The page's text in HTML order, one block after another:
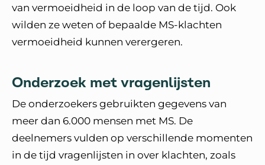
van vermoeidheid in de loop van de tijd. Ook
wilden ze weten of bepaalde MS-klachten
vermoeidheid kunnen verergeren.
Onderzoek met vragenlijsten
De onderzoekers gebruikten gegevens van
meer dan 6.000 mensen met MS. De
deelnemers vulden op verschillende momenten
in de tijd vragenlijsten in over klachten, zoals